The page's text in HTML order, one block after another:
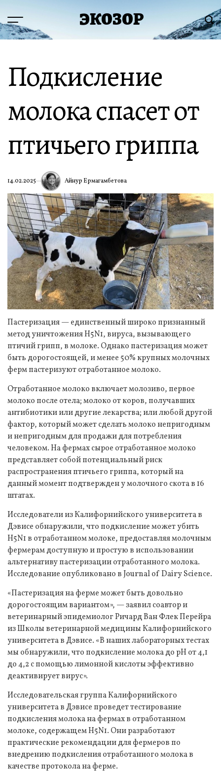
содержимому
Меню ЭКОЗОР
Подкисление
молока спасет от
птичьего гриппа
14.02.2025 Айнур Ермагамбетова
Пастеризация — единственный широко признанный
метод уничтожения H5N1, вируса, вызывающего
птичий грипп, в молоке. Однако пастеризация может
быть дорогостоящей, и менее 50% крупных молочных
ферм пастеризуют отработанное молоко.
Отработанное молоко включает молозиво, первое
молоко после отела; молоко от коров, получавших
антибиотики или другие лекарства; или любой другой
фактор, который может сделать молоко непригодным
и непригодным для продажи для потребления
человеком. На фермах сырое отработанное молоко
представляет собой потенциальный риск
распространения птичьего гриппа, который на
данный момент подтвержден у молочного скота в 16
штатах.
Исследователи из Калифорнийского университета в
Дэвисе обнаружили, что подкисление может убить
H5N1 в отработанном молоке, предоставляя молочным
фермерам доступную и простую в использовании
альтернативу пастеризации отработанного молока.
Исследование опубликовано в Journal of Dairy Science.
«Пастеризация на ферме может быть довольно
дорогостоящим вариантом», — заявил соавтор и
ветеринарный эпидемиолог Ричард Ван Флек Перейра
из Школы ветеринарной медицины Калифорнийского
университета в Дэвисе. «В наших лабораторных тестах
мы обнаружили, что подкисление молока до pH от 4,1
до 4,2 с помощью лимонной кислоты эффективно
деактивирует вирус».
Исследовательская группа Калифорнийского
университета в Дэвисе проведет тестирование
подкисления молока на фермах в отработанном
молоке, содержащем H5N1. Они разработают
практические рекомендации для фермеров по
внедрению подкисления отработанного молока в
качестве протокола на ферме.